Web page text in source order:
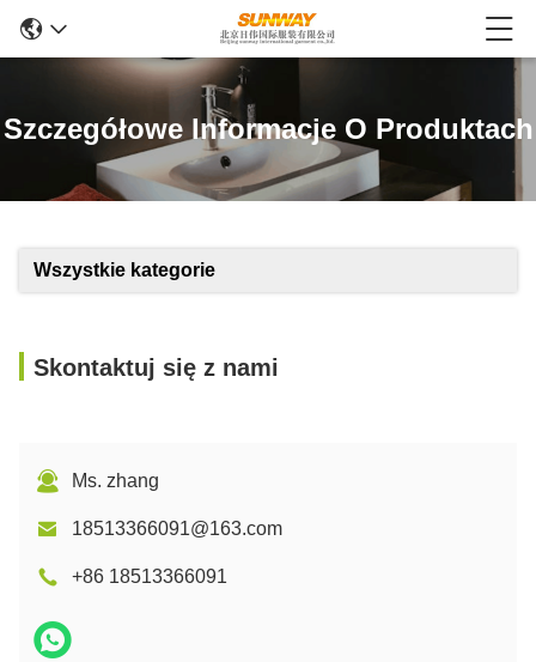
Szczegółowe Informacje O Produktach
Wszystkie kategorie
Skontaktuj się z nami
Ms. zhang
18513366091@163.com
+86 18513366091